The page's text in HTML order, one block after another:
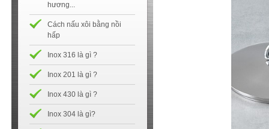
hương...
Cách nấu xôi bằng nồi
hấp
Inox 316 là gì ?
Inox 201 là gì ?
Inox 430 là gì ?
Inox 304 là gì?